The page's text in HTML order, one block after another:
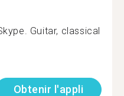
Guitar, classical
Obtenir l'appli